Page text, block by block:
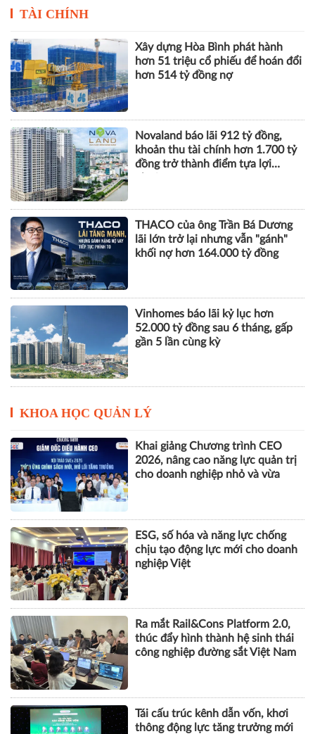
TÀI CHÍNH
Xây dựng Hòa Bình phát hành
hơn 51 triệu cổ phiếu để hoán đổi
hơn 514 tỷ đồng nợ
Novaland báo lãi 912 tỷ đồng,
khoản thu tài chính hơn 1.700 tỷ
đồng trở thành điểm tựa lợi
THACO của ông Trần Bá Dương
lãi lớn trở lại nhưng vẫn "gánh"
khối nợ hơn 164.000 tỷ đồng
Vinhomes báo lãi kỷ lục hơn
52.000 tỷ đồng sau 6 tháng, gấp
gần 5 lần cùng kỳ
KHOA HỌC QUẢN LÝ
Khai giảng Chương trình CEO
2026, nâng cao năng lực quản trị
cho doanh nghiệp nhỏ và vừa
ESG, số hóa và năng lực chống
chịu tạo động lực mới cho doanh
nghiệp Việt
Ra mắt Rail&Cons Platform 2.0,
thúc đẩy hình thành hệ sinh thái
công nghiệp đường sắt Việt Nam
Tái cấu trúc kênh dẫn vốn, khơi
thông động lực tăng trưởng mới